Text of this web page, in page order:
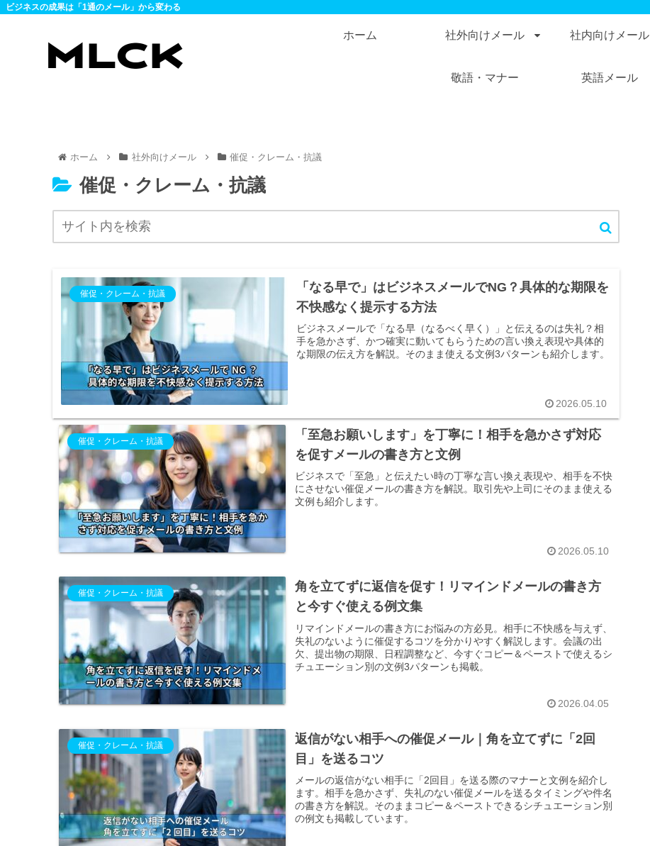
ビジネスの成果は「1通のメール」から変わる
ホーム 社外向けメール 社内向けメール
敬語・マナー 英語メール
ホーム 社外向けメール 催促・クレーム・抗議
催促・クレーム・抗議
催促・クレーム・抗議
「なる早で」はビジネスメールでNG？具体的な期限を
不快感なく提示する方法
ビジネスメールで「なる早（なるべく早く）」と伝えるのは失礼？相
手を急かさず、かつ確実に動いてもらうための言い換え表現や具体的
な期限の伝え方を解説。そのまま使える文例3パターンも紹介します。
2026.05.10
催促・クレーム・抗議
「至急お願いします」を丁寧に！相手を急かさず対応
を促すメールの書き方と文例
ビジネスで「至急」と伝えたい時の丁寧な言い換え表現や、相手を不快
にさせない催促メールの書き方を解説。取引先や上司にそのまま使える
文例も紹介します。
2026.05.10
催促・クレーム・抗議
角を立てずに返信を促す！リマインドメールの書き方
と今すぐ使える例文集
リマインドメールの書き方にお悩みの方必見。相手に不快感を与えず、
失礼のないように催促するコツを分かりやすく解説します。会議の出
欠、提出物の期限、日程調整など、今すぐコピー＆ペーストで使えるシ
チュエーション別の文例3パターンも掲載。
2026.04.05
催促・クレーム・抗議
返信がない相手への催促メール｜角を立てずに「2回
目」を送るコツ
メールの返信がない相手に「2回目」を送る際のマナーと文例を紹介し
ます。相手を急かさず、失礼のない催促メールを送るタイミングや件名
の書き方を解説。そのままコピー＆ペーストできるシチュエーション別
の例文も掲載しています。